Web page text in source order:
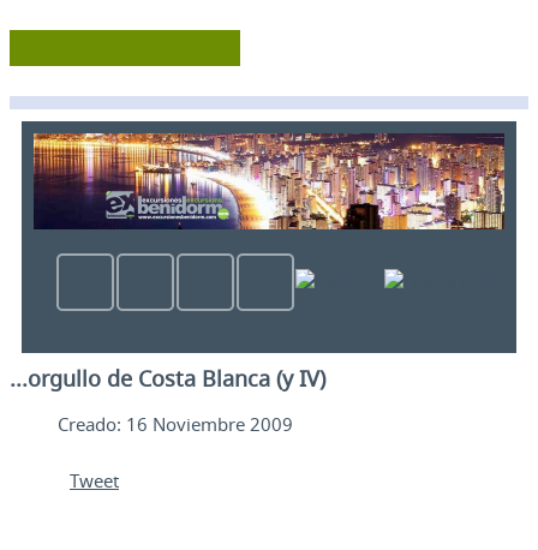
...orgullo de Costa Blanca (y IV)
Creado: 16 Noviembre 2009
Tweet